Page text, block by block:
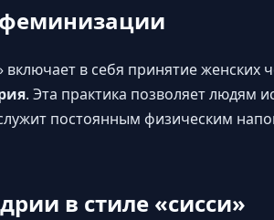
в себя принятие женских
. Эта практика позволяет людям
постоянным физическим
в стиле «сисси»